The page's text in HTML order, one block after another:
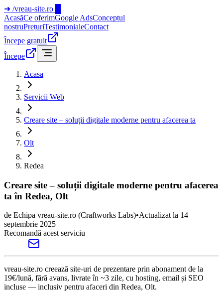
➜ /vreau-site.ro
AcasăCe oferimGoogle AdsConceptul
nostruPrețuriTestimonialeContact
Începe gratuit
Începe
Acasa
Servicii Web
Creare site – soluții digitale moderne pentru afacerea ta
Olt
Redea
Creare site – soluții digitale moderne pentru afacerea
ta în Redea, Olt
de Echipa vreau-site.ro (Craftworks Labs)•Actualizat la 14
septembrie 2025
Recomandă acest serviciu
vreau-site.ro creează site-uri de prezentare prin abonament de la
19€/lună, fără avans, livrate în ~3 zile, cu hosting, email și SEO
incluse — inclusiv pentru afaceri din Redea, Olt.